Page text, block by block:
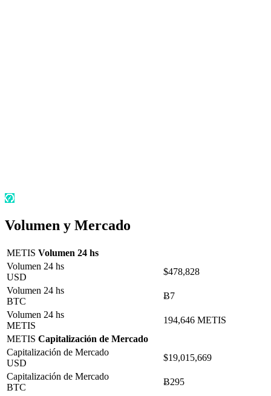
Volumen y Mercado
METIS Volumen 24 hs
Volumen 24 hs
USD
$478,828
Volumen 24 hs
BTC
Ƀ7
Volumen 24 hs
METIS
194,646 METIS
METIS Capitalización de Mercado
Capitalización de Mercado
USD
$19,015,669
Capitalización de Mercado
BTC
Ƀ295